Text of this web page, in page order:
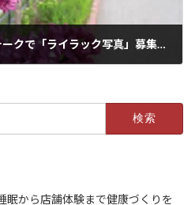
創成川公園ライラックウォークで「ライラック写真」募集！
眠から店舗体験まで健康づくりを